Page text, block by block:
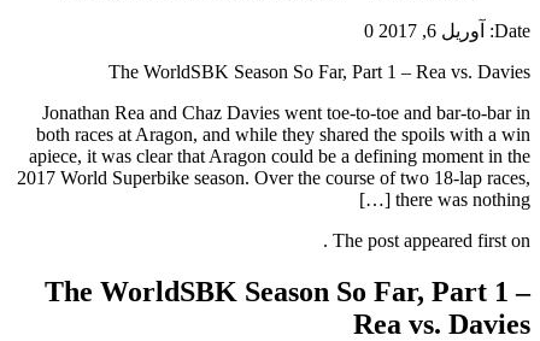
Date: آوریل 6, 2017
0
The WorldSBK Season So Far, Part 1 – Rea vs. Davies
Jonathan Rea and Chaz Davies went toe-to-toe and bar-to-bar in
both races at Aragon, and while they shared the spoils with a win
apiece, it was clear that Aragon could be a defining moment in the
2017 World Superbike season. Over the course of two 18-lap races,
there was nothing […]
The post appeared first on .
The WorldSBK Season So Far, Part 1 –
Rea vs. Davies